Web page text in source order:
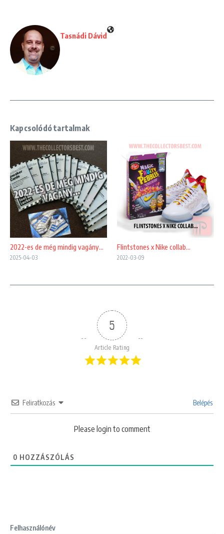
Tasnádi Dávid
Kapcsolódó tartalmak
2022-es de még mindig vagány…
2025-04-03
Flintstones x Nike collab…
2022-03-09
5
Article Rating
Feliratkozás Belépés
Please login to comment
0 HOZZÁSZÓLÁS
Felhasználónév